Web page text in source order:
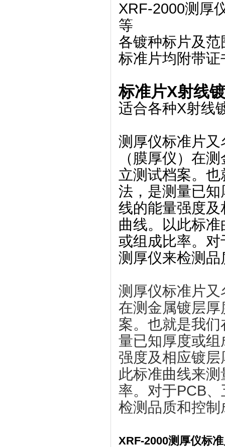
XRF-2000测厚
等
各镀种标片及
标准片均附带证
标准片X射线
适合各种X射线
测厚仪标准片
（膜厚仪）在
立测试档案。
法，是测量已
线的能量强度
曲线。以此标
或组成比率。
测厚仪来检测
测厚仪标准片
在测金属镀层
案。也就是我
量已知厚度或
强度及相应镀
此标准曲线来
率。对于PCB
检测品质和控
XRF-2000测厚仪标